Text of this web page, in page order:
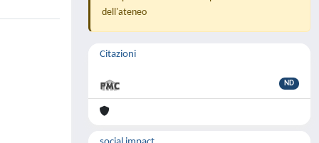
dell'ateneo
Citazioni
ND